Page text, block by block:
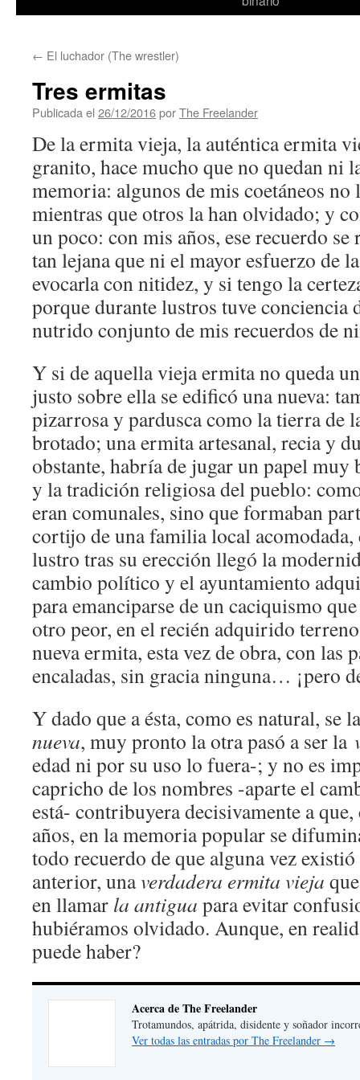
← El luchador (The wrestler)
Tres ermitas
Publicada el 26/12/2016porThe Freelander
De la ermita vieja, la auténtica ermita
granito, hace mucho que no quedan ni
memoria: algunos de mis coetáneos no
mientras que otros la han olvidado; y
un poco: con mis años, ese recuerdo
tan lejana que ni el mayor esfuerzo de
evocarla con nitidez, y si tengo la
porque durante lustros tuve conciencia
nutrido conjunto de mis recuerdos de
Y si de aquella vieja ermita no queda
justo sobre ella se edificó una nueva:
pizarrosa y pardusca como la tierra de
brotado; una ermita artesanal, recia y
obstante, habría de jugar un papel muy
y la tradición religiosa del pueblo:
eran comunales, sino que formaban
cortijo de una familia local acomodada,
lustro tras su erección llegó la
cambio político y el ayuntamiento
para emanciparse de un caciquismo
otro peor, en el recién adquirido
nueva ermita, esta vez de obra, con las
encaladas, sin gracia ninguna… ¡pero
Y dado que a ésta, como es natural, se
nueva, muy pronto la otra pasó a ser la
edad ni por su uso lo fuera-; y no es
capricho de los nombres -aparte el
está- contribuyera decisivamente a
años, en la memoria popular se
todo recuerdo de que alguna vez
anterior, unaverdadera ermita vieja
en llamar la antigua para evitar
hubiéramos olvidado. Aunque, en
puede haber?
Acerca de The Freelander
Trotamundos, apátrida, disidente y soñador
Ver todas las entradas por The Freelander →